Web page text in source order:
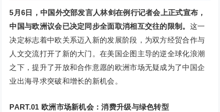
5月6日，中国外交部发言人林剑在例行记者会上正式宣布，
中国与欧洲议会已决定同步全面取消相互交往的限制。 这一
决定标志着中欧关系迈入新的发展阶段，为双方经贸合作与
人文交流打开了新的大门。在美国企图主导的逆全球化浪潮
之下，提升了开放和合作意愿的欧洲市场无疑成为了中国企
业出海寻求突破和增长的新机会。
PART.01 欧洲市场新机会：消费升级与绿色转型